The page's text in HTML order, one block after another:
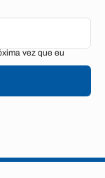
vez que eu